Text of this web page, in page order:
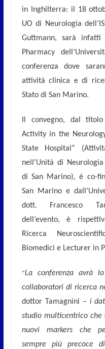
in Inghilterra: il 18
UO di Neurologia
Guttmann, sarà
Pharmacy
conferenza dove
attività clinica e di
Stato di San Marino.
Il convegno, dal
Activity in the
State Hospital”
nell’Unità di
di San Marino), è co-
San Marino e
dott. Francesco
dell’evento, è
Ricerca
Biomedici e Lecturer in
“La conferenza avrà
collaboratori di ricerca
dottor Tamagnini – i
studio multicentrico che
nuovi markers che
sempre più precoce